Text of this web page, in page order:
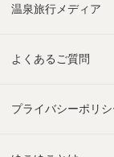
温泉旅行メディア
よくあるご質問
プライバシーポリシ